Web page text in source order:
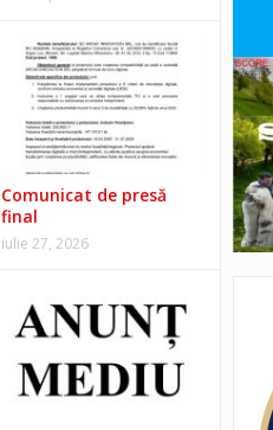
Comunicat de presă
final
iulie 27, 2026